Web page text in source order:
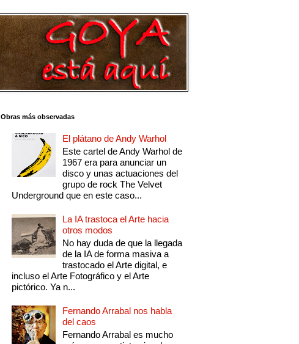
Obras más observadas
El plátano de Andy Warhol
Este cartel de Andy Warhol de
1967 era para anunciar un
disco y unas actuaciones del
grupo de rock The Velvet
Underground que en este caso...
La IA trastoca el Arte hacia
otros modos
No hay duda de que la llegada
de la IA de forma masiva a
trastocado el Arte digital, e
incluso el Arte Fotográfico y el Arte
pictórico. Ya n...
Fernando Arrabal nos habla
del caos
Fernando Arrabal es mucho